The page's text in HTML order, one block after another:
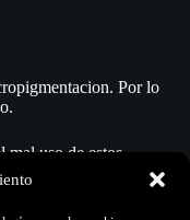
Por lo
mal uso de estos
más allá del uso
al que está destinado